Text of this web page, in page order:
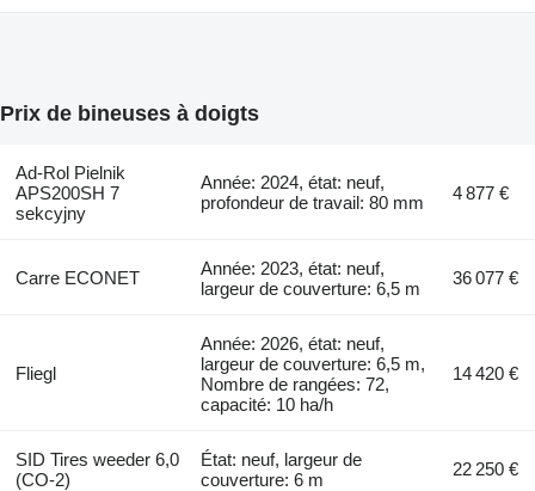
Prix de bineuses à doigts
Ad-Rol Pielnik
APS200SH 7
sekcyjny
Année: 2024, état: neuf,
profondeur de travail: 80 mm
4 877 €
Carre ECONET
Année: 2023, état: neuf,
largeur de couverture: 6,5 m
36 077 €
Fliegl
Année: 2026, état: neuf,
largeur de couverture: 6,5 m,
Nombre de rangées: 72,
capacité: 10 ha/h
14 420 €
SID Tires weeder 6,0
(CO-2)
État: neuf, largeur de
couverture: 6 m
22 250 €